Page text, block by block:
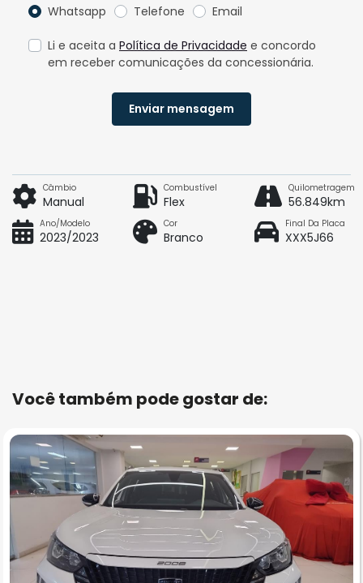
Whatsapp
Telefone Email
Li e aceita a Política de Privacidade e concordo
em receber comunicações da concessionária.
Enviar mensagem
Câmbio
Manual
Combustível
Flex
Quilometragem
56.849km
Ano/Modelo
2023/2023
Cor
Branco
Final Da Placa
XXX5J66
Você também pode gostar de: